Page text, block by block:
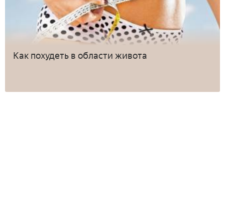
Как похудеть в области живота